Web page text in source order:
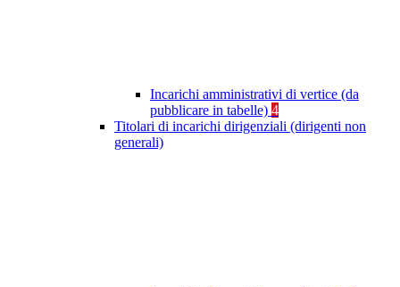
Incarichi amministrativi di vertice (da
pubblicare in tabelle) 4
Titolari di incarichi dirigenziali (dirigenti non
generali)